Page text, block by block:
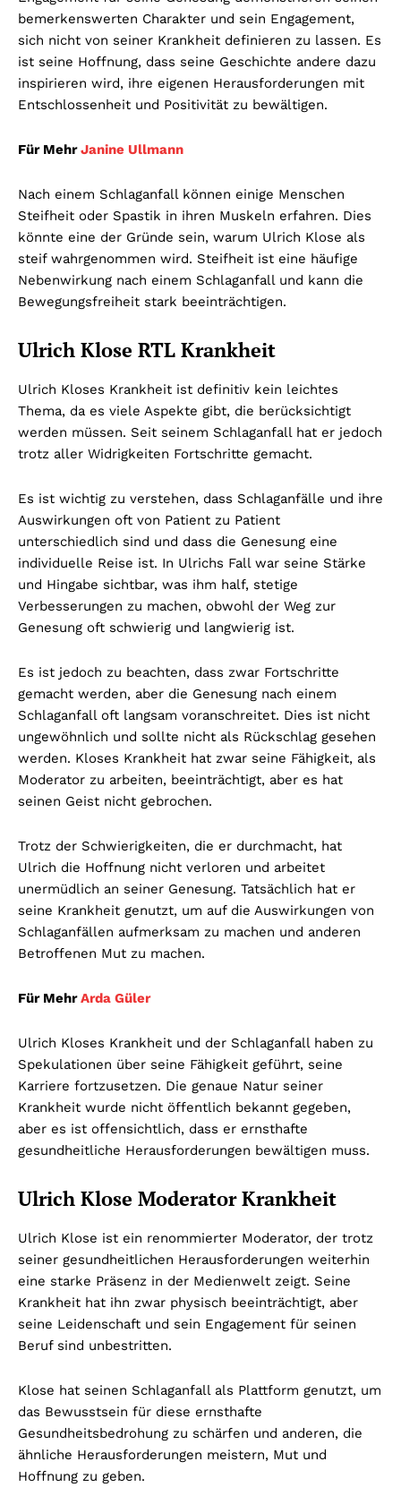
bemerkenswerten Charakter und sein Engagement,
sich nicht von seiner Krankheit definieren zu lassen. Es
ist seine Hoffnung, dass seine Geschichte andere dazu
inspirieren wird, ihre eigenen Herausforderungen mit
Entschlossenheit und Positivität zu bewältigen.
Für MehrJanine Ullmann
Nach einem Schlaganfall können einige Menschen
Steifheit oder Spastik in ihren Muskeln erfahren. Dies
könnte eine der Gründe sein, warum Ulrich Klose als
steif wahrgenommen wird. Steifheit ist eine häufige
Nebenwirkung nach einem Schlaganfall und kann die
Bewegungsfreiheit stark beeinträchtigen.
Ulrich Klose RTL Krankheit
Ulrich Kloses Krankheit ist definitiv kein leichtes
Thema, da es viele Aspekte gibt, die berücksichtigt
werden müssen. Seit seinem Schlaganfall hat er jedoch
trotz aller Widrigkeiten Fortschritte gemacht.
Es ist wichtig zu verstehen, dass Schlaganfälle und ihre
Auswirkungen oft von Patient zu Patient
unterschiedlich sind und dass die Genesung eine
individuelle Reise ist. In Ulrichs Fall war seine Stärke
und Hingabe sichtbar, was ihm half, stetige
Verbesserungen zu machen, obwohl der Weg zur
Genesung oft schwierig und langwierig ist.
Es ist jedoch zu beachten, dass zwar Fortschritte
gemacht werden, aber die Genesung nach einem
Schlaganfall oft langsam voranschreitet. Dies ist nicht
ungewöhnlich und sollte nicht als Rückschlag gesehen
werden. Kloses Krankheit hat zwar seine Fähigkeit, als
Moderator zu arbeiten, beeinträchtigt, aber es hat
seinen Geist nicht gebrochen.
Trotz der Schwierigkeiten, die er durchmacht, hat
Ulrich die Hoffnung nicht verloren und arbeitet
unermüdlich an seiner Genesung. Tatsächlich hat er
seine Krankheit genutzt, um auf die Auswirkungen von
Schlaganfällen aufmerksam zu machen und anderen
Betroffenen Mut zu machen.
Für MehrArda Güler
Ulrich Kloses Krankheit und der Schlaganfall haben zu
Spekulationen über seine Fähigkeit geführt, seine
Karriere fortzusetzen. Die genaue Natur seiner
Krankheit wurde nicht öffentlich bekannt gegeben,
aber es ist offensichtlich, dass er ernsthafte
gesundheitliche Herausforderungen bewältigen muss.
Ulrich Klose Moderator Krankheit
Ulrich Klose ist ein renommierter Moderator, der trotz
seiner gesundheitlichen Herausforderungen weiterhin
eine starke Präsenz in der Medienwelt zeigt. Seine
Krankheit hat ihn zwar physisch beeinträchtigt, aber
seine Leidenschaft und sein Engagement für seinen
Beruf sind unbestritten.
Klose hat seinen Schlaganfall als Plattform genutzt, um
das Bewusstsein für diese ernsthafte
Gesundheitsbedrohung zu schärfen und anderen, die
ähnliche Herausforderungen meistern, Mut und
Hoffnung zu geben.